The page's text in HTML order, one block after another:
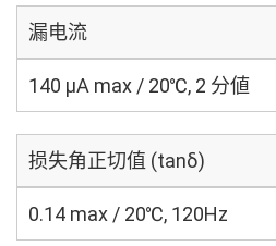
漏电流
140 μA max / 20℃, 2 分値
损失角正切值 (tanδ)
0.14 max / 20℃, 120Hz